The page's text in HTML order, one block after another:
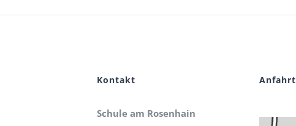
Kontakt
Schule am Rosenhain
Anfahrt